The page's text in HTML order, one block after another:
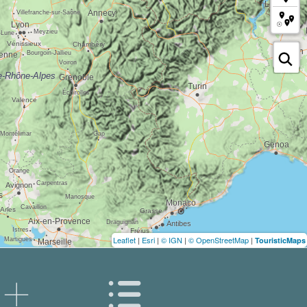
Leaflet | Esri | © IGN | © OpenStreetMap | TouristicMaps